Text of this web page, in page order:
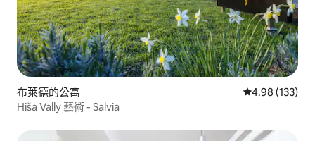
布萊德的公寓 從 133 則評價
4.98 (133)
Hiša Vally 藝術 - Salvia